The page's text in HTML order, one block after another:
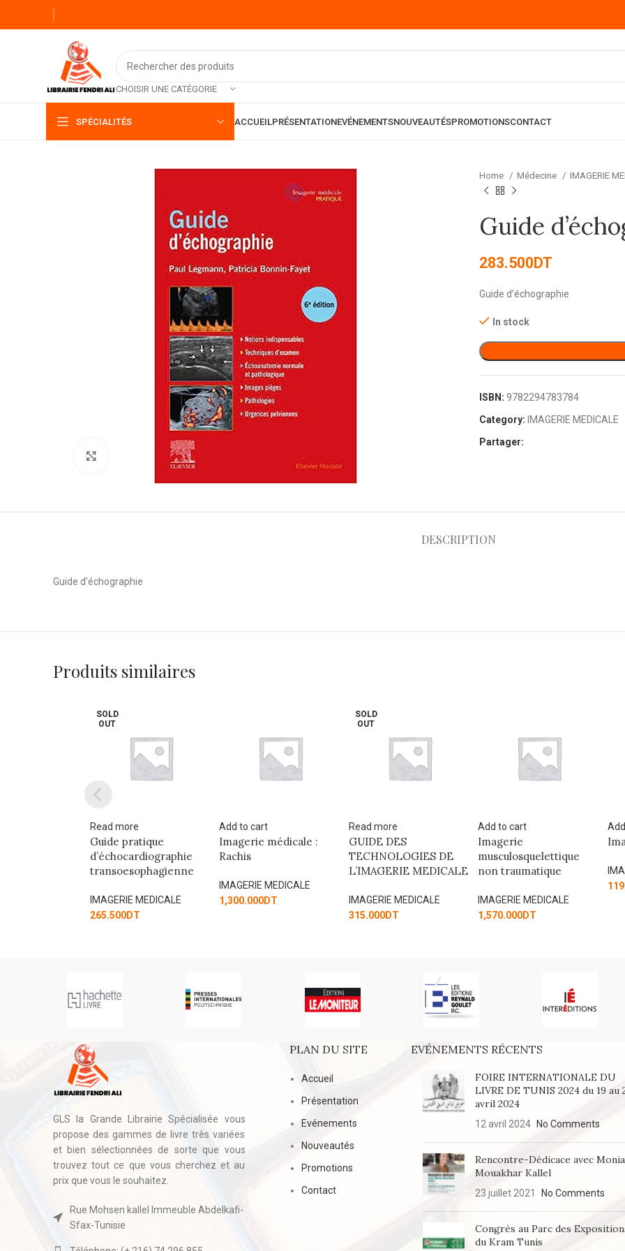
CHOISIR UNE CATÉGORIE
SPÉCIALITÉS ACCUEILPRÉSENTATIONEVÉNEMENTSNOUVEAUTÉSPROMOTIONSCONTACT
Click to enlarge
Home Médecine IMAGERIE
Guide
283.500DT
Guide d’échographie
In stock
ISBN: 9782294783784
Category: IMAGERIE MEDICALE
Partager:
DESCRIPTION
Guide d’échographie
Produits similaires
Add to cart
Imagerie médicale :
Rachis
1,300.000 DT
Read more
GUIDE DES
TECHNOLOGIES DE
IMAGERIE MEDICALE
Add to cart
Imagerie
musculosquelettique
non traumatique
IMAGERIE MEDICALE
1,570.000DT
Add to cart
Imagerie médicale
IMAGERIE MEDICALE
GLS la Grande Librairie Spécialisée vous
propose des gammes de livre très variées
et bien sélectionnées de sorte que vous
trouvez tout ce que vous cherchez et au
prix que vous le souhaitez.
Rue Mohsen kallel Immeuble Abdelkafi-
Sfax-Tunisie
PLAN DU SITE
Accueil
Présentation
Evénements
Nouveautés
Promotions
Contact
EVÉNEMENTS RÉCENTS
FOIRE INTERNATIONALE DU
LIVRE DE TUNIS 2024 du 19 au
avril 2024
12 avril 2024 No Comments
Rencontre-Dédicace avec Monia
Mouakhar Kallel
23 juillet 2021 No Comments
Congrès au Parc des
du Kram Tunis